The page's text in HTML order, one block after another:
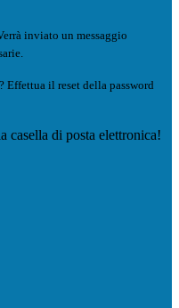
inviato un messaggio
Effettua il reset della password
casella di posta elettronica!